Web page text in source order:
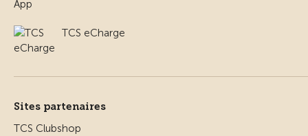
TCS eCharge
Sites partenaires
TCS Clubshop